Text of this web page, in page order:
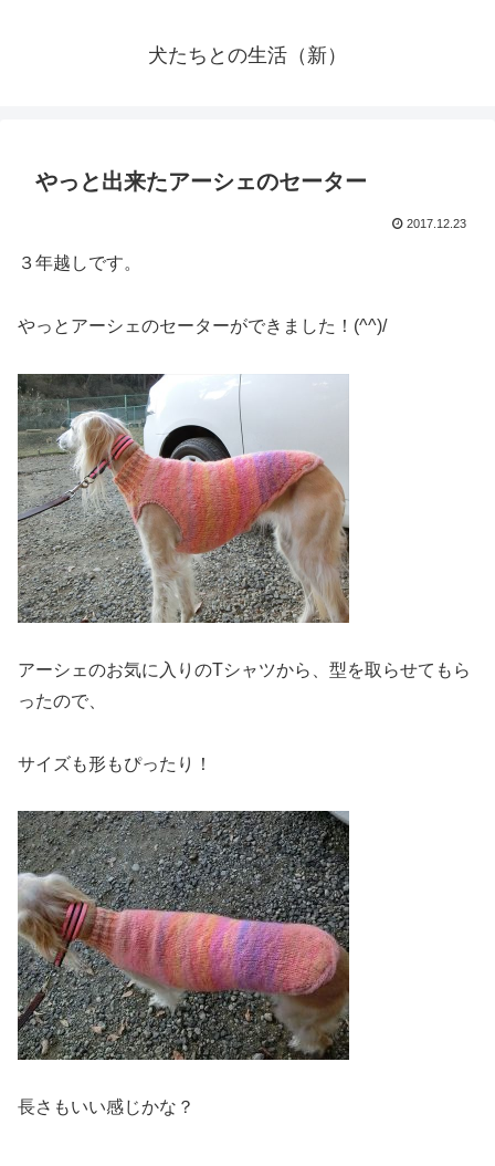
犬たちとの生活（新）
やっと出来たアーシェのセーター
2017.12.23
３年越しです。
やっとアーシェのセーターができました！(^^)/
アーシェのお気に入りのTシャツから、型を取らせてもら
ったので、
サイズも形もぴったり！
長さもいい感じかな？